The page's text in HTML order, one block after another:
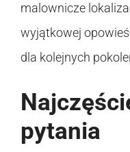
malownicze
wyjątkowej
dla kolejnych
pytania